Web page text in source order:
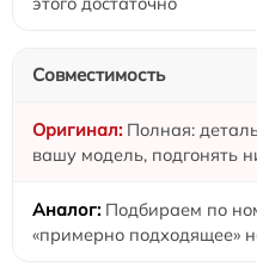
Совместимость
Полная:
вашу модель, подгонять
Подбираем по
«примерно подходящее»